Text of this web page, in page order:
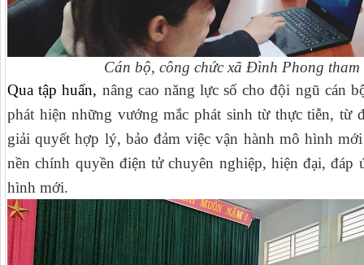
Cán bộ, công chức xã Đình Phong
Qua tập huấn, nâng cao năng lực số cho đội ngũ cán
phát hiện những vướng mắc phát sinh từ thực tiễn, từ
giải quyết hợp lý, bảo đảm việc vận hành mô hình
nền chính quyền điện tử chuyên nghiệp, hiện đại, đáp
hình mới.